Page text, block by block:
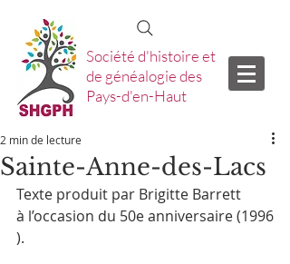
Société d'histoire et
de généalogie des
Pays-d'en-Haut
Sainte-Anne-des-Lacs
2 min de lecture
Texte produit par Brigitte Barrett
à l’occasion du 50e anniversaire (1996
).